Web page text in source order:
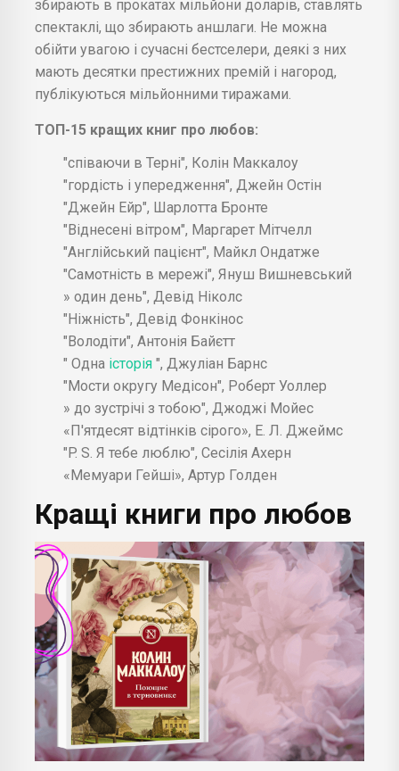
збирають в прокатах мільйони доларів, ставлять
спектаклі, що збирають аншлаги. Не можна
обійти увагою і сучасні бестселери, деякі з них
мають десятки престижних премій і нагород,
публікуються мільйонними тиражами.
ТОП-15 кращих книг про любов:
"співаючи в Терні", Колін Маккалоу
"гордість і упередження", Джейн Остін
"Джейн Ейр", Шарлотта Бронте
"Віднесені вітром", Маргарет Мітчелл
"Англійський пацієнт", Майкл Ондатже
"Самотність в мережі", Януш Вишневський
» один день", Девід Ніколс
"Ніжність", Девід Фонкінос
"Володіти", Антонія Байєтт
" Одна історія ", Джуліан Барнс
"Мости округу Медісон", Роберт Уоллер
» до зустрічі з тобою", Джоджі Мойес
«П'ятдесят відтінків сірого», Е. Л. Джеймс
"P. S. Я тебе люблю", Сесілія Ахерн
«Мемуари Гейші», Артур Голден
Кращі книги про любов